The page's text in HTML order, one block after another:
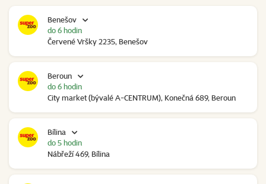
Benešov
Červené Vršky 2235, Benešov
do 6 hodin
Beroun
City market (bývalé A-CENTRUM), Konečná 689, Beroun
do 6 hodin
Bílina
Nábřeží 469, Bílina
do 5 hodin